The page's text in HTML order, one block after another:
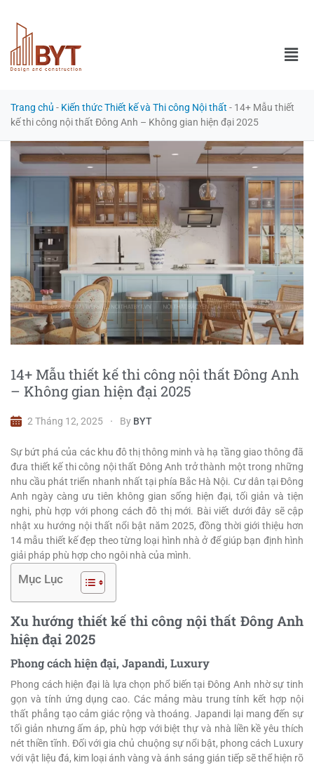
Trang chủ - Kiến thức Thiết kế và Thi công Nội thất - 14+ Mẫu thiết
kế thi công nội thất Đông Anh – Không gian hiện đại 2025
14+ Mẫu thiết kế thi công nội thất Đông Anh
– Không gian hiện đại 2025
2 Tháng 12, 2025 By BYT
Sự bứt phá của các khu đô thị thông minh và hạ tầng giao thông đã
đưa thiết kế thi công nội thất Đông Anh trở thành một trong những
nhu cầu phát triển nhanh nhất tại phía Bắc Hà Nội. Cư dân tại Đông
Anh ngày càng ưu tiên không gian sống hiện đại, tối giản và tiện
nghi, phù hợp với phong cách đô thị mới. Bài viết dưới đây sẽ cập
nhật xu hướng nội thất nổi bật năm 2025, đồng thời giới thiệu hơn
14 mẫu thiết kế đẹp theo từng loại hình nhà ở để giúp bạn định hình
giải pháp phù hợp cho ngôi nhà của mình.
Mục Lục
Xu hướng thiết kế thi công nội thất Đông Anh
hiện đại 2025
Phong cách hiện đại, Japandi, Luxury
Phong cách hiện đại là lựa chọn phổ biến tại Đông Anh nhờ sự tinh
gọn và tính ứng dụng cao. Các mảng màu trung tính kết hợp nội
thất phẳng tạo cảm giác rộng và thoáng. Japandi lại mang đến sự
tối giản nhưng ấm áp, phù hợp với biệt thự và nhà liền kề yêu thích
nét thiền tĩnh. Đối với gia chủ chuộng sự nổi bật, phong cách Luxury
với vật liệu đá, kim loại ánh vàng và ánh sáng gián tiếp sẽ thể hiện rõ